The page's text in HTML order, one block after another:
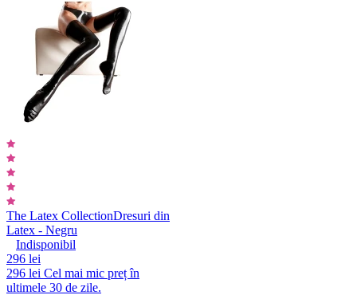
The Latex CollectionDresuri din
Latex - Negru
Indisponibil
296 lei
296 lei Cel mai mic preț în
ultimele 30 de zile.